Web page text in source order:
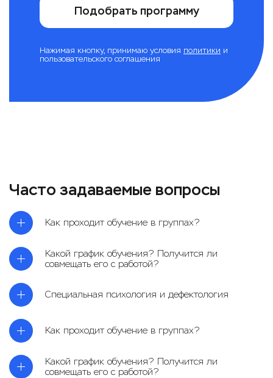
Подобрать программу
Нажимая кнопку, принимаю условия политики и
пользовательского соглашения
Часто задаваемые вопросы
Как проходит обучение в группах?
Какой график обучения? Получится ли
совмещать его с работой?
Специальная психология и дефектология
Как проходит обучение в группах?
Какой график обучения? Получится ли
совмещать его с работой?